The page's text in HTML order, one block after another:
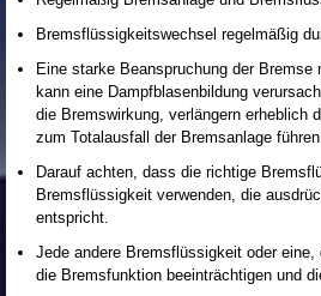
Bremsflüssigkeitswechsel regelmäßig
Eine starke Beanspruchung der
kann eine Dampfblasenbildung
die Bremswirkung, verlängern erheblich
zum Totalausfall der Bremsanlage
Darauf achten, dass die richtige
Bremsflüssigkeit verwenden, die
entspricht.
Jede andere Bremsflüssigkeit oder
die Bremsfunktion beeinträchtigen und